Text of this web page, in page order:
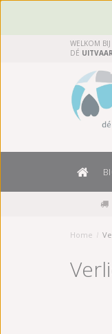
WELKOM BIJ
DÉ
Home /